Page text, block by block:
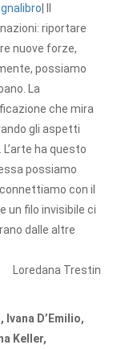
riportare
nuove forze,
possiamo
La
che mira
gli aspetti
ha questo
possiamo
con il
un filo invisibile ci
dalle altre
Loredana Trestin
D’Emilio,
Keller,